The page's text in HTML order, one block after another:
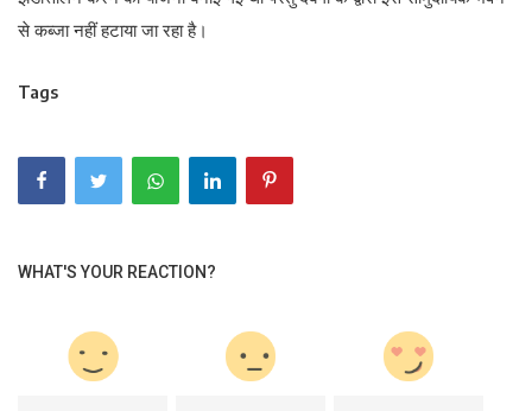
से कब्जा नहीं हटाया जा रहा है।
Tags
WHAT'S YOUR REACTION?